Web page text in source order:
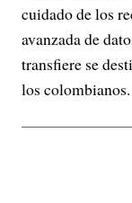
cuidado de los
avanzada de
transfiere se
los colombianos.